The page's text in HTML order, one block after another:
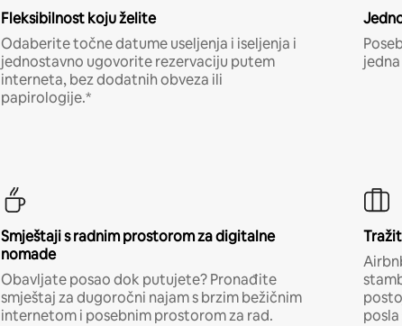
Fleksibilnost koju želite
Odaberite točne datume useljenja i iseljenja i
jednostavno ugovorite rezervaciju putem
interneta, bez dodatnih obveza ili
papirologije.*
Smještaji s radnim prostorom za digitalne
nomade
Obavljate posao dok putujete? Pronađite
smještaj za dugoročni najam s brzim bežičnim
internetom i posebnim prostorom za rad.